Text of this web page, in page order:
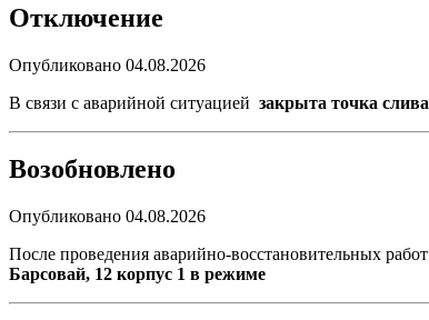
Отключение
Опубликовано 04.08.2026
В связи с аварийной ситуацией закрыта точка слива
Возобновлено
Опубликовано 04.08.2026
После проведения аварийно-восстановительных работ
Барсовай, 12 корпус 1 в режиме